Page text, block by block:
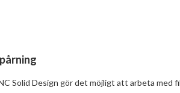
Solid Design gör det möjligt att arbeta med